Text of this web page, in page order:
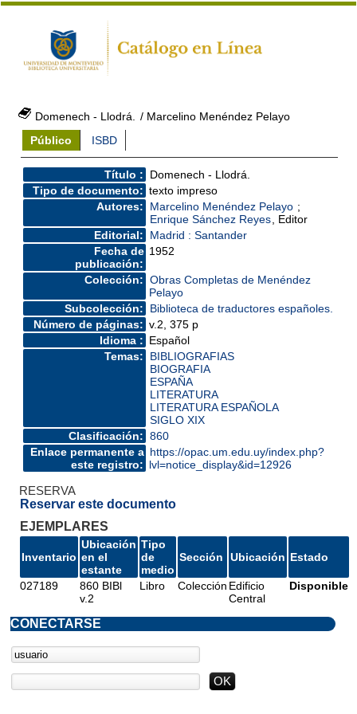
Domenech - Llodrá.
/ Marcelino Menéndez Pelayo
Público
ISBD
Título :
Domenech - Llodrá.
Tipo de documento: texto impreso
Autores:
Marcelino Menéndez Pelayo ;
Enrique Sánchez Reyes , Editor
Editorial:
Madrid : Santander
Fecha de
publicación:
1952
Colección: Obras Completas de Menéndez
Pelayo
Subcolección:
Biblioteca de traductores españoles.
Número de páginas: v.2, 375 p
Idioma : Español
Temas:
BIBLIOGRAFIAS
BIOGRAFIA
ESPAÑA
LITERATURA
LITERATURA ESPAÑOLA
SIGLO XIX
Clasificación: 860
Enlace permanente a
este registro:
https://opac.um.edu.uy/index.php?
lvl=notice_display&id=12926
RESERVA
Reservar este documento
EJEMPLARES
Inventario
Ubicación
en el
estante
Tipo
de
medio
Sección Ubicación Estado
027189
860 BIBl
v.2
Libro Colección Edificio
Central
Disponible
CONECTARSE